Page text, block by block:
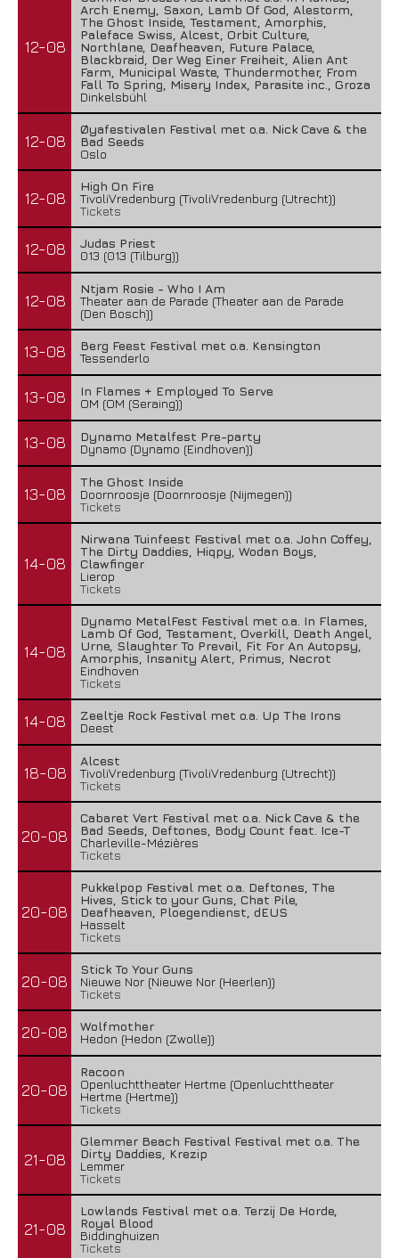
12-08
Arch Enemy, Saxon, Lamb Of God, Alestorm,
The Ghost Inside, Testament, Amorphis,
Paleface Swiss, Alcest, Orbit Culture,
Northlane, Deafheaven, Future Palace,
Blackbraid, Der Weg Einer Freiheit, Alien Ant
Farm, Municipal Waste, Thundermother, From
Fall To Spring, Misery Index, Parasite inc., Groza
Dinkelsbühl
12-08
Øyafestivalen Festival met o.a. Nick Cave & the
Bad Seeds
Oslo
12-08
High On Fire
TivoliVredenburg (TivoliVredenburg (Utrecht))
Tickets
12-08
Judas Priest
013 (013 (Tilburg))
12-08
Ntjam Rosie - Who I Am
Theater aan de Parade (Theater aan de Parade
(Den Bosch))
13-08
Berg Feest Festival met o.a. Kensington
Tessenderlo
13-08
In Flames + Employed To Serve
OM (OM (Seraing))
13-08
Dynamo Metalfest Pre-party
Dynamo (Dynamo (Eindhoven))
13-08
The Ghost Inside
Doornroosje (Doornroosje (Nijmegen))
Tickets
14-08
Nirwana Tuinfeest Festival met o.a. John Coffey,
The Dirty Daddies, Hiqpy, Wodan Boys,
Clawfinger
Lierop
Tickets
14-08
Dynamo MetalFest Festival met o.a. In Flames,
Lamb Of God, Testament, Overkill, Death Angel,
Urne, Slaughter To Prevail, Fit For An Autopsy,
Amorphis, Insanity Alert, Primus, Necrot
Eindhoven
Tickets
14-08
Zeeltje Rock Festival met o.a. Up The Irons
Deest
18-08
Alcest
TivoliVredenburg (TivoliVredenburg (Utrecht))
Tickets
20-08
Cabaret Vert Festival met o.a. Nick Cave & the
Bad Seeds, Deftones, Body Count feat. Ice-T
Charleville-Mézières
Tickets
20-08
Pukkelpop Festival met o.a. Deftones, The
Hives, Stick to your Guns, Chat Pile,
Deafheaven, Ploegendienst, dEUS
Hasselt
Tickets
20-08
Stick To Your Guns
Nieuwe Nor (Nieuwe Nor (Heerlen))
Tickets
20-08
Wolfmother
Hedon (Hedon (Zwolle))
20-08
Racoon
Openluchttheater Hertme (Openluchttheater
Hertme (Hertme))
Tickets
21-08
Glemmer Beach Festival Festival met o.a. The
Dirty Daddies, Krezip
Lemmer
Tickets
21-08
Lowlands Festival met o.a. Terzij De Horde,
Royal Blood
Biddinghuizen
Tickets